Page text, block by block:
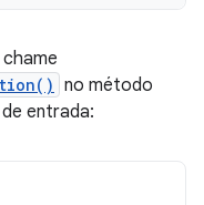
no método
entrada: